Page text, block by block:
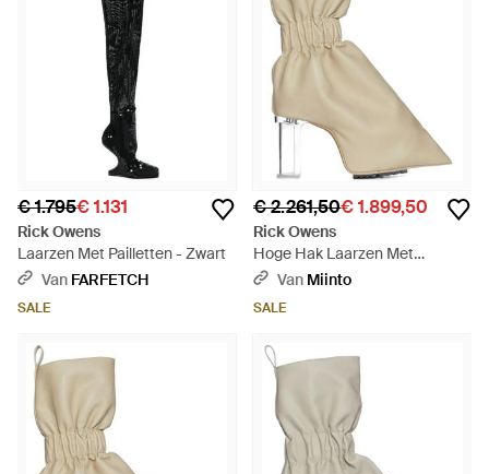
€ 1.795€ 1.131
Rick Owens
Laarzen Met Pailletten - Zwart
Van FARFETCH
SALE
€ 2.261,50€ 1.899,50
Rick Owens
Hoge Hak Laarzen Met
Puntneus - Naturel
Van Miinto
SALE